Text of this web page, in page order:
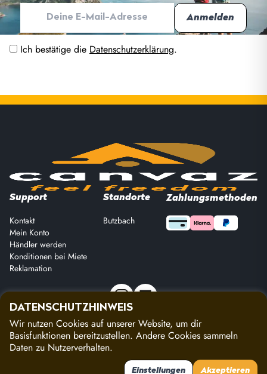
Ich bestätige die Datenschutzerklärung.
Support
Kontakt
Mein Konto
Händler werden
Konditionen bei Miete
Reklamation
Standorte
Butzbach
Zahlungsmethoden
Copyright 2026 Canvaz, all rights reserved
Impressum
DATENSCHUTZHINWEIS
Wir nutzen Cookies auf unserer Website, um dir
Basisfunktionen bereitzustellen. Andere Cookies sammeln
Daten zu Nutzerverhalten.
Einstellungen Akzeptieren